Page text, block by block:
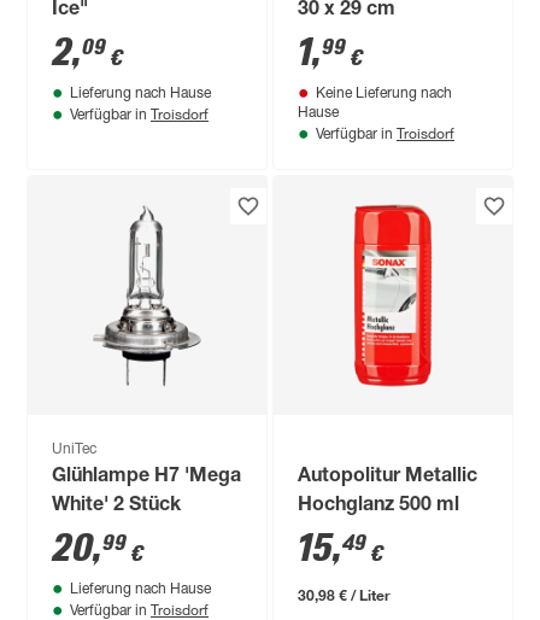
Ice"
2,09 €
Lieferung nach Hause
Verfügbar in Troisdorf
30 x 29 cm
1,99 €
Keine Lieferung nach
Hause
Verfügbar in Troisdorf
UniTec
Glühlampe H7 'Mega
White' 2 Stück
20,99 €
Lieferung nach Hause
Verfügbar in Troisdorf
Autopolitur Metallic
Hochglanz 500 ml
15,49 €
30,98 € / Liter